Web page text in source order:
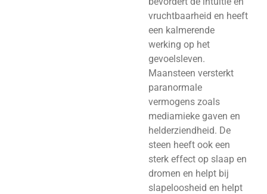
vruchtbaarheid en heeft
een kalmerende
werking op het
gevoelsleven.
Maansteen versterkt
paranormale
vermogens zoals
mediamieke gaven en
helderziendheid. De
steen heeft ook een
sterk effect op slaap en
dromen en helpt bij
slapeloosheid en helpt